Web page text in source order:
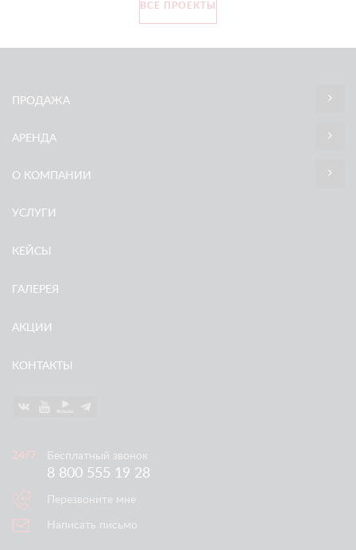
ВСЕ ПРОЕКТЫ
ПРОДАЖА
АРЕНДА
О КОМПАНИИ
УСЛУГИ
КЕЙСЫ
ГАЛЕРЕЯ
АКЦИИ
КОНТАКТЫ
Бесплатный звонок
8 800 555 19 28
Перезвоните мне
Написать письмо